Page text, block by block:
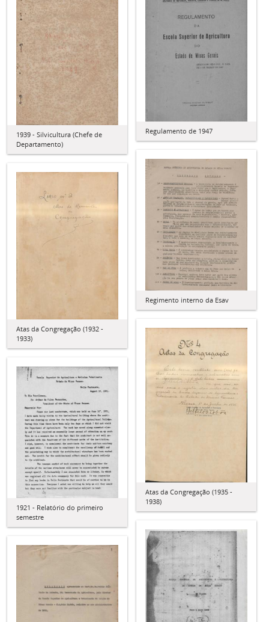
1939 - Silvicultura (Chefe de
Departamento)
Regulamento de 1947
Regimento interno da Esav
Atas da Congregação (1932 -
1933)
Atas da Congregação (1935 -
1938)
1921 - Relatório do primeiro
semestre